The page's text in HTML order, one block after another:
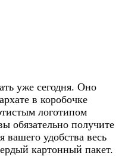
уже сегодня. Оно
в коробочке
логотипом
обязательно получите
вашего удобства весь
картонный пакет.